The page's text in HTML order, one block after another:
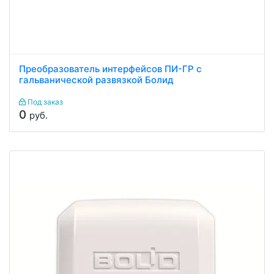
Преобразователь интерфейсов ПИ-ГР с
гальванической развязкой Болид
Под заказ
0 руб.